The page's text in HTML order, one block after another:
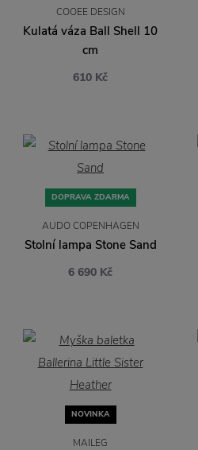
COOEE DESIGN
Kulatá váza Ball Shell 10
cm
610 Kč
DOPRAVA ZDARMA
AUDO COPENHAGEN
Stolní lampa Stone Sand
6 690 Kč
NOVINKA
MAILEG